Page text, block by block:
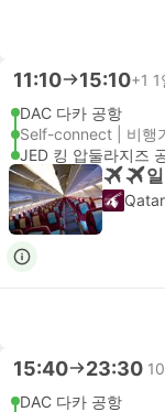
11:10 15:10+1
DAC 다카 공항
Self-connect | 비행
JED 킹 압둘라지즈
15:40 23:30
DAC 다카 공항